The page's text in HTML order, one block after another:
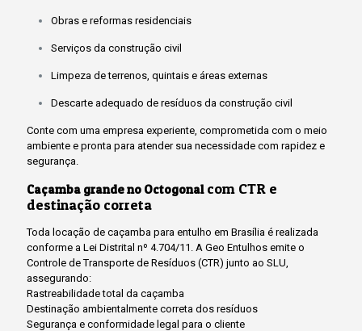
Obras e reformas residenciais
Serviços da construção civil
Limpeza de terrenos, quintais e áreas externas
Descarte adequado de resíduos da construção civil
Conte com uma empresa experiente, comprometida com o meio
ambiente e pronta para atender sua necessidade com rapidez e
segurança.
Caçamba grande no Octogonalcom CTR e
destinação correta
Toda locação de caçamba para entulho em Brasília é realizada
conforme a Lei Distrital nº 4.704/11. A Geo Entulhos emite o
Controle de Transporte de Resíduos (CTR) junto ao SLU,
assegurando:
Rastreabilidade total da caçamba
Destinação ambientalmente correta dos resíduos
Segurança e conformidade legal para o cliente